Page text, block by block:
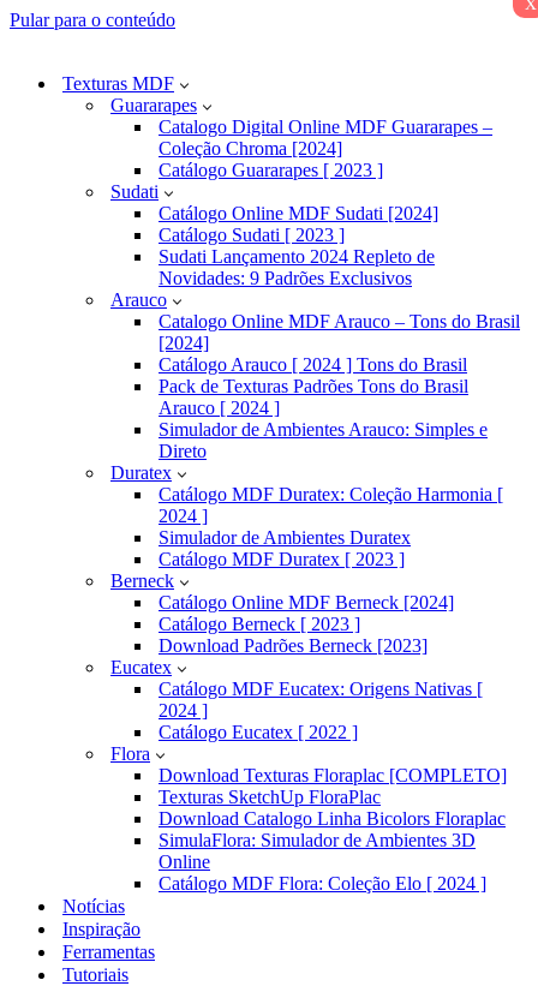
Pular para o conteúdo
Texturas MDF
Guararapes
Catalogo Digital Online MDF Guararapes –
Coleção Chroma [2024]
Catálogo Guararapes [ 2023 ]
Sudati
Catálogo Online MDF Sudati [2024]
Catálogo Sudati [ 2023 ]
Sudati Lançamento 2024 Repleto de
Novidades: 9 Padrões Exclusivos
Arauco
Catalogo Online MDF Arauco – Tons do Brasil
[2024]
Catálogo Arauco [ 2024 ] Tons do Brasil
Pack de Texturas Padrões Tons do Brasil
Arauco [ 2024 ]
Simulador de Ambientes Arauco: Simples e
Direto
Duratex
Catálogo MDF Duratex: Coleção Harmonia [
2024 ]
Simulador de Ambientes Duratex
Catálogo MDF Duratex [ 2023 ]
Berneck
Catálogo Online MDF Berneck [2024]
Catálogo Berneck [ 2023 ]
Download Padrões Berneck [2023]
Eucatex
Catálogo MDF Eucatex: Origens Nativas [
2024 ]
Catálogo Eucatex [ 2022 ]
Flora
Download Texturas Floraplac [COMPLETO]
Texturas SketchUp FloraPlac
Download Catalogo Linha Bicolors Floraplac
SimulaFlora: Simulador de Ambientes 3D
Online
Catálogo MDF Flora: Coleção Elo [ 2024 ]
Notícias
Inspiração
Ferramentas
Tutoriais